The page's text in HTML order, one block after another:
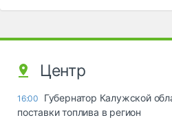
Центр
16:00
Губернатор Калужской
поставки топлива в регион